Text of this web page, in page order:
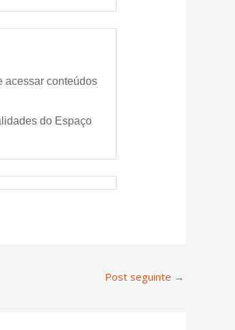
acessar conteúdos
do Espaço
Post seguinte →